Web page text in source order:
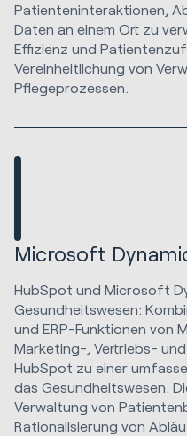
Patienteninteraktionen,
Daten an einem Ort zu
Effizienz und
Vereinheitlichung von
Pflegeprozessen.
Microsoft
HubSpot und Microsoft
Gesundheitswesen:
und ERP-Funktionen von
Marketing-, Vertriebs-
HubSpot zu einer
das Gesundheitswesen.
Verwaltung von
Rationalisierung von